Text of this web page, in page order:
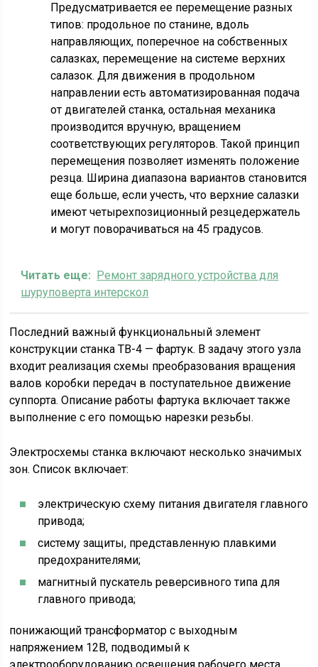
Предусматривается ее перемещение разных
типов: продольное по станине, вдоль
направляющих, поперечное на собственных
салазках, перемещение на системе верхних
салазок. Для движения в продольном
направлении есть автоматизированная подача
от двигателей станка, остальная механика
производится вручную, вращением
соответствующих регуляторов. Такой принцип
перемещения позволяет изменять положение
резца. Ширина диапазона вариантов становится
еще больше, если учесть, что верхние салазки
имеют четырехпозиционный резцедержатель
и могут поворачиваться на 45 градусов.
Читать еще: Ремонт зарядного устройства для
шуруповерта интерскол
Последний важный функциональный элемент
конструкции станка ТВ-4 — фартук. В задачу этого узла
входит реализация схемы преобразования вращения
валов коробки передач в поступательное движение
суппорта. Описание работы фартука включает также
выполнение с его помощью нарезки резьбы.
Электросхемы станка включают несколько значимых
зон. Список включает:
электрическую схему питания двигателя главного
привода;
систему защиты, представленную плавкими
предохранителями;
магнитный пускатель реверсивного типа для
главного привода;
понижающий трансформатор с выходным
напряжением 12В, подводимый к